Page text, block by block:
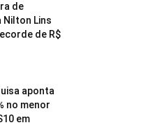
de
Nilton Lins
de R$
aponta
no menor
em